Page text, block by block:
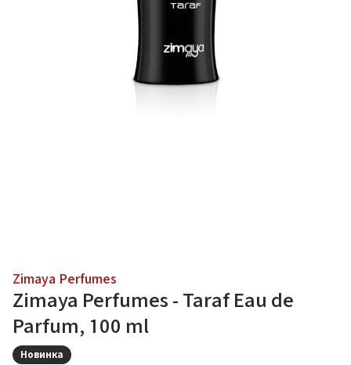
Zimaya Perfumes
Zimaya Perfumes - Taraf Eau de
Parfum, 100 ml
Новинка